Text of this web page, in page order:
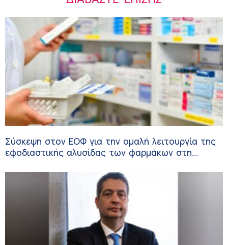
Σύσκεψη στον ΕΟΦ για την ομαλή λειτουργία της
εφοδιαστικής αλυσίδας των φαρμάκων στη